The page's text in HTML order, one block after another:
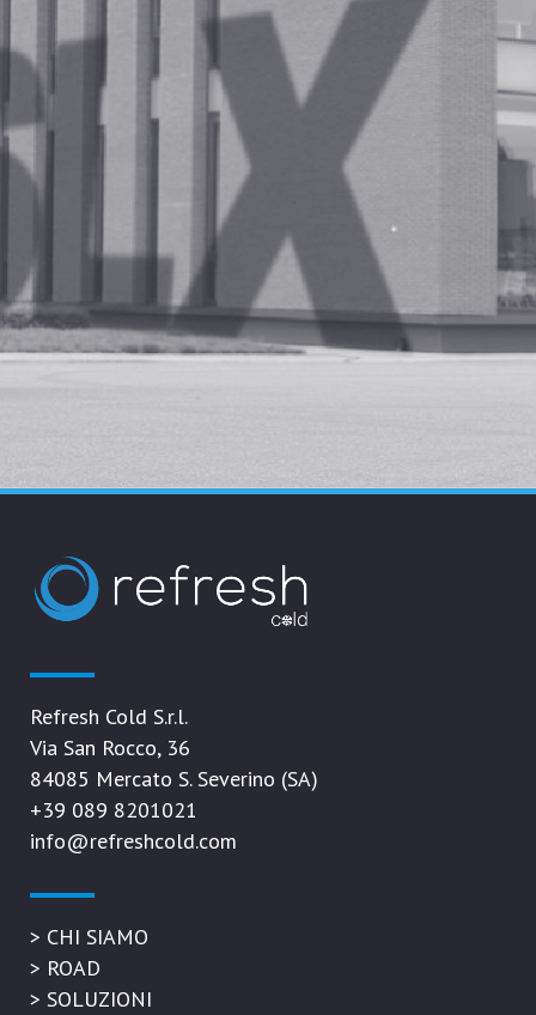
Refresh Cold S.r.l.
Via San Rocco, 36
84085 Mercato S. Severino (SA)
+39 089 8201021
info@refreshcold.com
> CHI SIAMO
> ROAD
> SOLUZIONI